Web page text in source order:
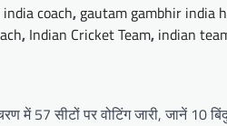
coach, gautam gambhir india
, Indian Cricket Team, indian
में 57 सीटों पर वोटिंग जारी, जानें 10